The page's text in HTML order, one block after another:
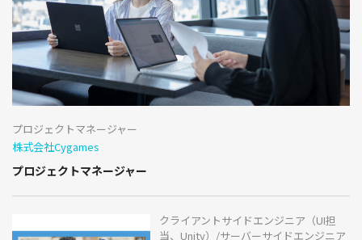
プロジェクトマネージャー
株式会社Cygames
プロジェクトマネージャー
クライアントサイドエンジニア（UI担
当、Unity）/サーバーサイドエンジニア